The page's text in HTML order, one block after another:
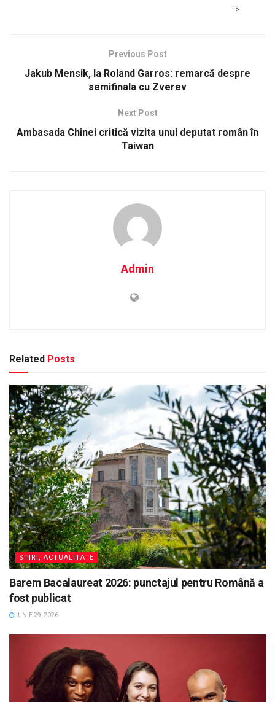
">
Previous Post
Jakub Mensik, la Roland Garros: remarcă despre
semifinala cu Zverev
Next Post
Ambasada Chinei critică vizita unui deputat român în
Taiwan
Admin
Related Posts
STIRI, ACTUALITATE
Barem Bacalaureat 2026: punctajul pentru Română a
fost publicat
IUNIE 29, 2026